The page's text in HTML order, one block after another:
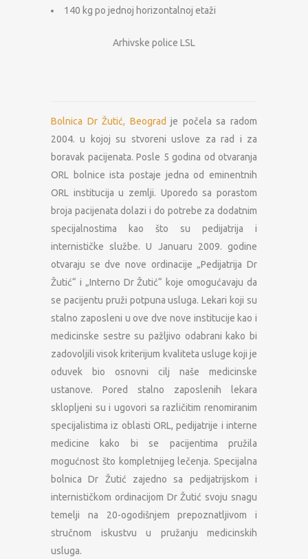
140 kg po jednoj horizontalnoj etaži
Arhivske police LSL
Bolnica Dr Žutić, Beograd je počela sa radom
2004. u kojoj su stvoreni uslove za rad i za
boravak pacijenata. Posle 5 godina od otvaranja
ORL bolnice ista postaje jedna od eminentnih
ORL institucija u zemlji. Uporedo sa porastom
broja pacijenata dolazi i do potrebe za dodatnim
specijalnostima kao što su pedijatrija i
internističke službe. U Januaru 2009. godine
otvaraju se dve nove ordinacije „Pedijatrija Dr
Žutić“ i „Interno Dr Žutić“ koje omogućavaju da
se pacijentu pruži potpuna usluga. Lekari koji su
stalno zaposleni u ove dve nove institucije kao i
medicinske sestre su pažljivo odabrani kako bi
zadovoljili visok kriterijum kvaliteta usluge koji je
oduvek bio osnovni cilj naše medicinske
ustanove. Pored stalno zaposlenih lekara
sklopljeni su i ugovori sa različitim renomiranim
specijalistima iz oblasti ORL, pedijatrije i interne
medicine kako bi se pacijentima pružila
mogućnost što kompletnijeg lečenja. Specijalna
bolnica Dr Žutić zajedno sa pedijatrijskom i
internističkom ordinacijom Dr Žutić svoju snagu
temelji na 20-ogodišnjem prepoznatljivom i
stručnom iskustvu u pružanju medicinskih
usluga.